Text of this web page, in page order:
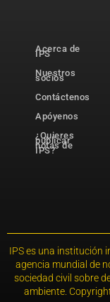
Acerca de
IPS
Nuestros
socios
Contáctenos
Apóyenos
¿Quieres
publicar
notas de
IPS?
IPS es una institución
agencia mundial de
sociedad civil sobre
ambiente.